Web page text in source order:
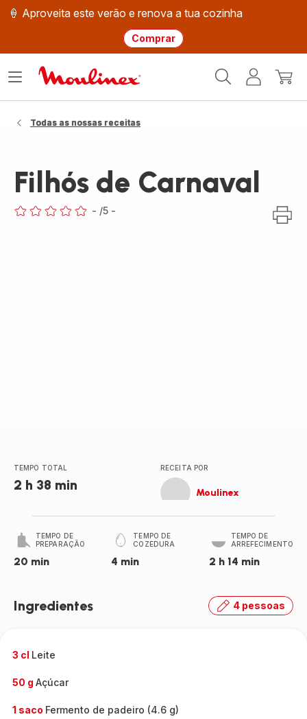
🍦 Aproveita este verão e renova a tua cozinha
Comprar
Moulinex
O
Abrir
Todas as nossas receitas
Filhós de Carnaval
- /5 -
TEMPO TOTAL
2 h 38 min
RECEITA POR
Moulinex
TEMPO DE
PREPARAÇÃO
20 min
TEMPO DE
COZEDURA
4 min
TEMPO DE
ARREFECIMENTO
2 h 14 min
Ingredientes 4 pessoas
3 cl Leite
50 g Açúcar
1 saco Fermento de padeiro (4.6 g)